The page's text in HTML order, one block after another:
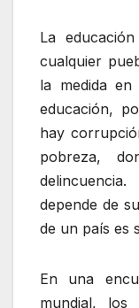
La
cualquier
la medida
educación,
hay
pobreza,
depende de
de un país es
En una
mundial, los